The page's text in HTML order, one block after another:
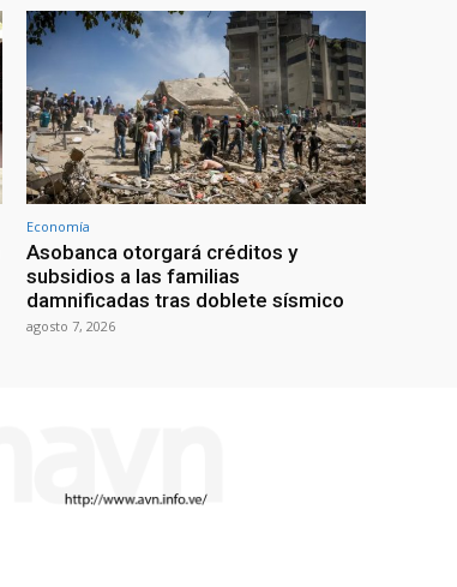
Economía
Asobanca otorgará créditos y
subsidios a las familias
damnificadas tras doblete sísmico
agosto 7, 2026